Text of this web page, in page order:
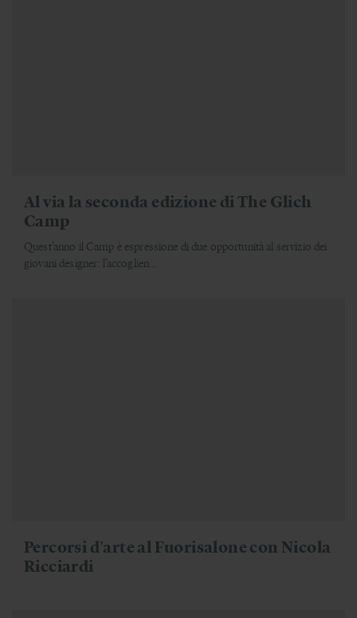
Al via la seconda edizione di The Glich
Camp
Quest’anno il Camp è espressione di due opportunità al servizio dei
giovani designer: l’accoglien...
Percorsi d'arte al Fuorisalone con Nicola
Ricciardi